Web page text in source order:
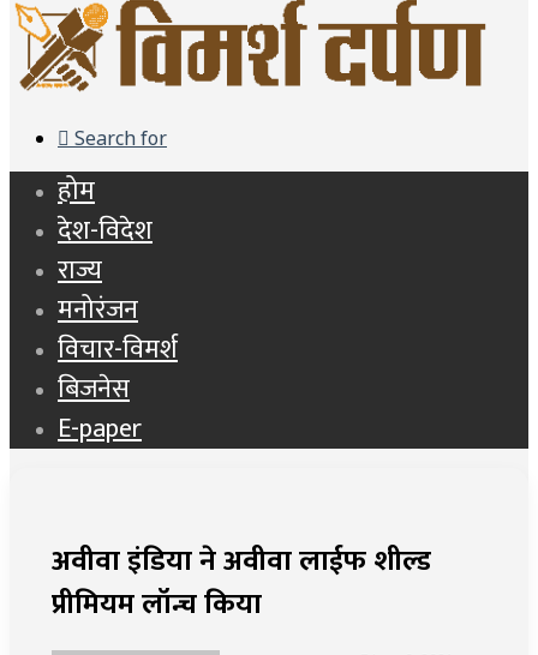
Search for
होम
देश-विदेश
राज्य
मनोरंजन
विचार-विमर्श
बिजनेस
E-paper
अवीवा इंडिया ने अवीवा लाईफ शील्ड
प्रीमियम लॉन्च किया